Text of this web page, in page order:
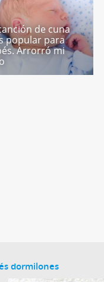
de cuna
popular para
Arrorró mi
dormilones